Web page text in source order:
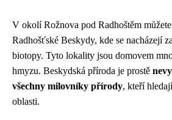
V okolí Rožnova pod Radhoštěm
Radhošťské Beskydy, kde se nacházejí
biotopy. Tyto lokality jsou domovem
hmyzu. Beskydská příroda je prostě
všechny milovníky přírody, kteří
oblasti.